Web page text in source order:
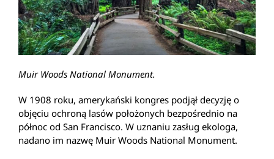
Muir Woods National Monument.
W 1908 roku, amerykański kongres podjął decyzję o
objęciu ochroną lasów położonych bezpośrednio na
północ od San Francisco. W uznaniu zasług ekologa,
nadano im nazwę Muir Woods National Monument.